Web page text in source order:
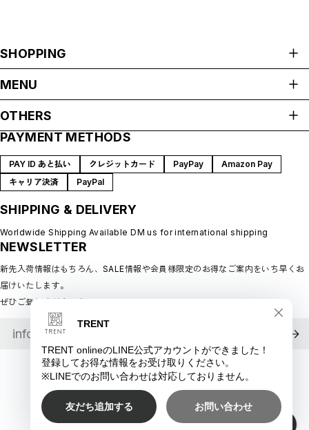
SHOPPING
MENU
SHOP GUIDE
BLOG
MEMBERSHIP
LOGIN
OTHERS
プライバシーポリシー
特定商取引法に基づく表記
会員規約
PAYMENT METHODS
PAY ID あと払い クレジットカード PayPay
Amazon Pay
キャリア決済
PayPal
SHIPPING & DELIVERY
Worldwide Shipping Available DM us for international shipping
NEWSLETTER
新先入荷情報はもちろん、SALE情報や会員様限定のお得なご案内をいち早くお
届けいたします。
ぜひご登録ください♪
©︎ TRENT online